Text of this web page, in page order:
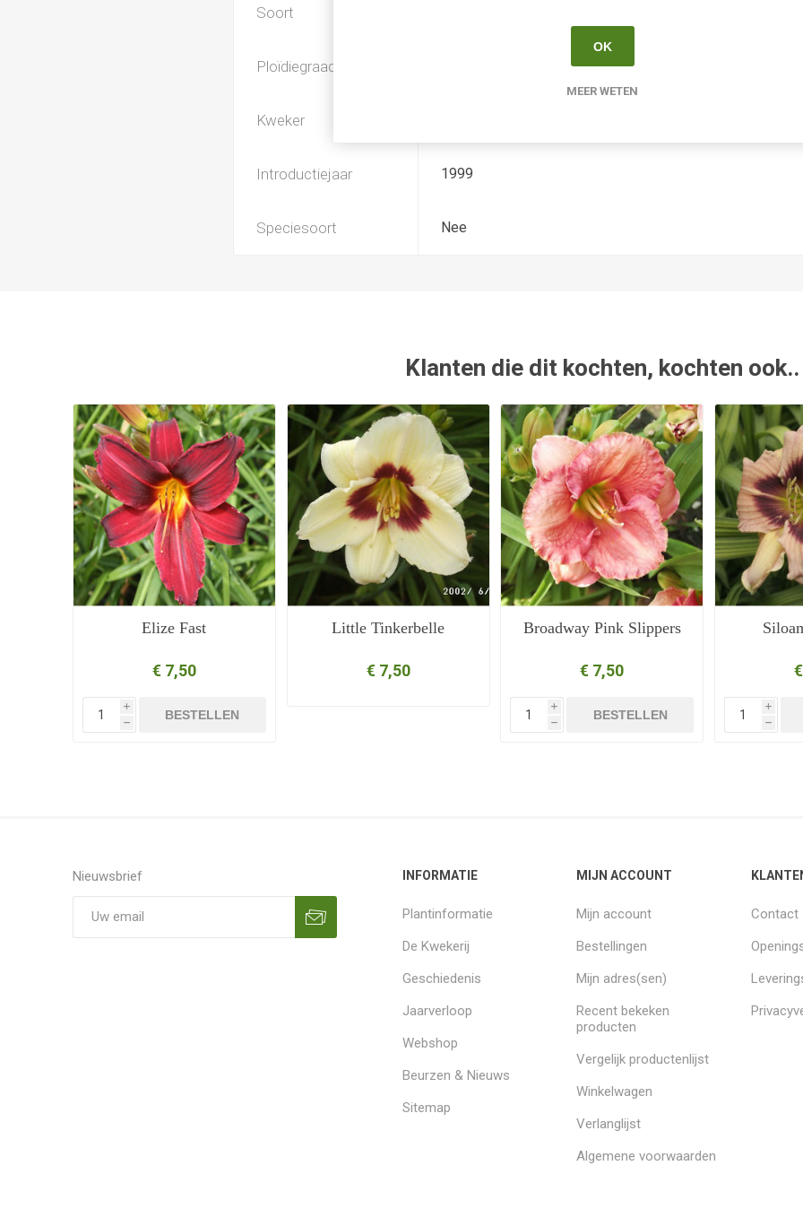
Soort
Ploïdiegraad
Kweker
Introductiejaar 1999
Speciesoort Nee
Klanten die dit kochten, kochten ook..
Elize Fast
€ 7,50
i
h
BESTELLEN
Little Tinkerbelle
€ 7,50
Broadway Pink Slippers
€ 7,50
i
h
BESTELLEN
i
h
Nieuwsbrief INFORMATIE
Plantinformatie
De Kwekerij
Geschiedenis
Jaarverloop
Webshop
Beurzen & Nieuws
Sitemap
MIJN ACCOUNT
Mijn account
Bestellingen
Mijn adres(sen)
Recent bekeken
producten
Vergelijk productenlijst
Winkelwagen
Verlanglijst
Algemene voorwaarden
Contact
OK
MEER WETEN